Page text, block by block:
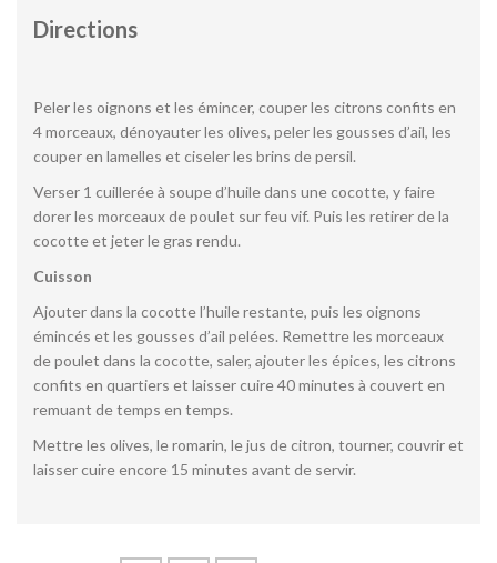
Directions
Peler les oignons et les émincer, couper les citrons confits en
4 morceaux, dénoyauter les olives, peler les gousses d’ail, les
couper en lamelles et ciseler les brins de persil.
Verser 1 cuillerée à soupe d’huile dans une cocotte, y faire
dorer les morceaux de poulet sur feu vif. Puis les retirer de la
cocotte et jeter le gras rendu.
Cuisson
Ajouter dans la cocotte l’huile restante, puis les oignons
émincés et les gousses d’ail pelées. Remettre les morceaux
de poulet dans la cocotte, saler, ajouter les épices, les citrons
confits en quartiers et laisser cuire 40 minutes à couvert en
remuant de temps en temps.
Mettre les olives, le romarin, le jus de citron, tourner, couvrir et
laisser cuire encore 15 minutes avant de servir.